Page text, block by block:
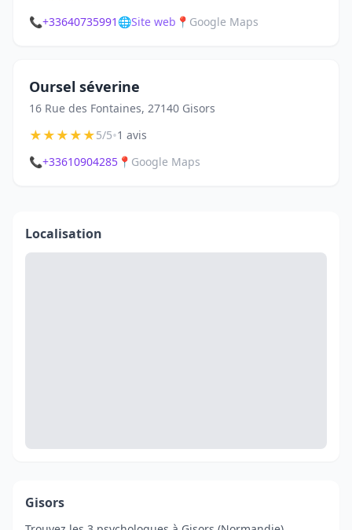
📞+33640735991 🌐Site web 📍 Google Maps
Oursel séverine
16 Rue des Fontaines, 27140 Gisors
★★★★★5/5•1 avis
📞+33610904285 📍 Google Maps
Localisation
Gisors